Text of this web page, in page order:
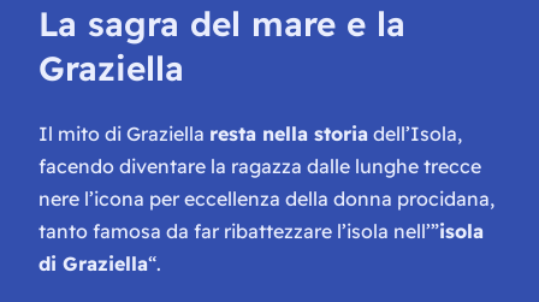
La sagra del mare e la
Graziella
Il mito di Graziella resta nella storia dell’Isola,
facendo diventare la ragazza dalle lunghe trecce
nere l’icona per eccellenza della donna procidana,
tanto famosa da far ribattezzare l’isola nell’”isola
di Graziella“.